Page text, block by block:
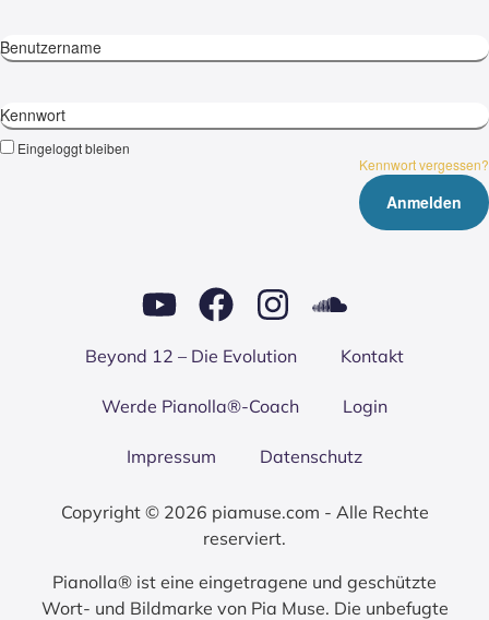
Benutzername
Kennwort
Eingeloggt bleiben
Kennwort vergessen?
Bey­ond 12 – Die Evo­lu­ti­on Kon­takt
Wer­de Pianolla®-Coach Log­in
Impres­sum Daten­schutz
Copyright © 2026 piamuse.com - Alle Rechte
reserviert.
Pianolla® ist eine eingetragene und geschützte
Wort- und Bildmarke von Pia Muse. Die unbefugte